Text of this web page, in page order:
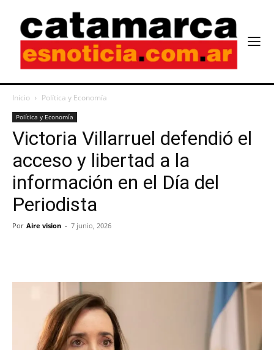
Inicio Política y Economía
Política y Economía
Victoria Villarruel defendió el
acceso y libertad a la
información en el Día del
Periodista
Por Aire vision - 7 junio, 2026